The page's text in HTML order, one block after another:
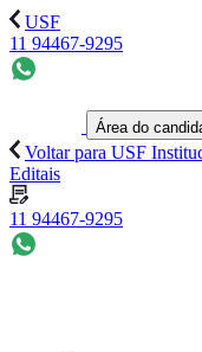
USF
11 94467-9295
Área do
Voltar para USF
Editais
11 94467-9295